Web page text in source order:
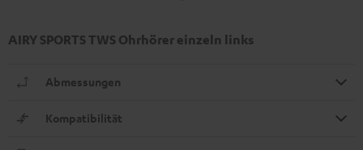
AIRY SPORTS TWS Ohrhörer einzeln links
Abmessungen
Kompatibilität